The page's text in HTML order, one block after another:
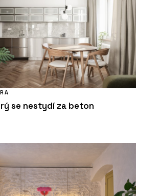
se nestydí za beton